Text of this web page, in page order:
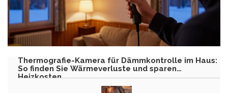
Thermografie-Kamera für Dämmkontrolle im Haus:
So finden Sie Wärmeverluste und sparen
Heizkosten